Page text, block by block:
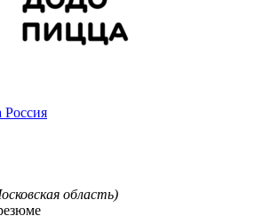
область)